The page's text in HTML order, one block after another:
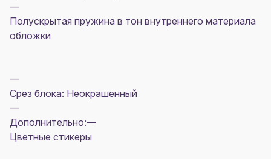
—
Полускрытая пружина в тон внутреннего материала
обложки
—
Срез блока: Неокрашенный
—
Дополнительно:—
Цветные стикеры